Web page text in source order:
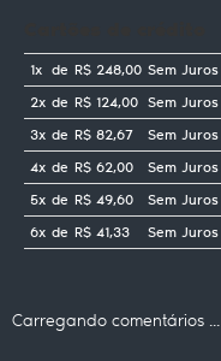
1x de R$ 248,00 Sem Juros
2x de R$ 124,00 Sem Juros
3x de R$ 82,67 Sem Juros
4x de R$ 62,00 Sem Juros
5x de R$ 49,60 Sem Juros
6x de R$ 41,33 Sem Juros
Carregando comentários ...